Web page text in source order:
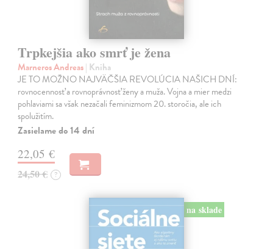
Trpkejšia ako smrť je žena
Marneros Andreas| Kniha
JE TO MOŽNO NAJVÄČŠIA REVOLÚCIA NAŠICH DNÍ:
rovnocennosť a rovnoprávnosť ženy a muža. Vojna a mier medzi
pohlaviami sa však nezačali feminizmom 20. storočia, ale ich
spolužitím.
Zasielame do 14 dní
22,05 €
24,50 € ?
na sklade